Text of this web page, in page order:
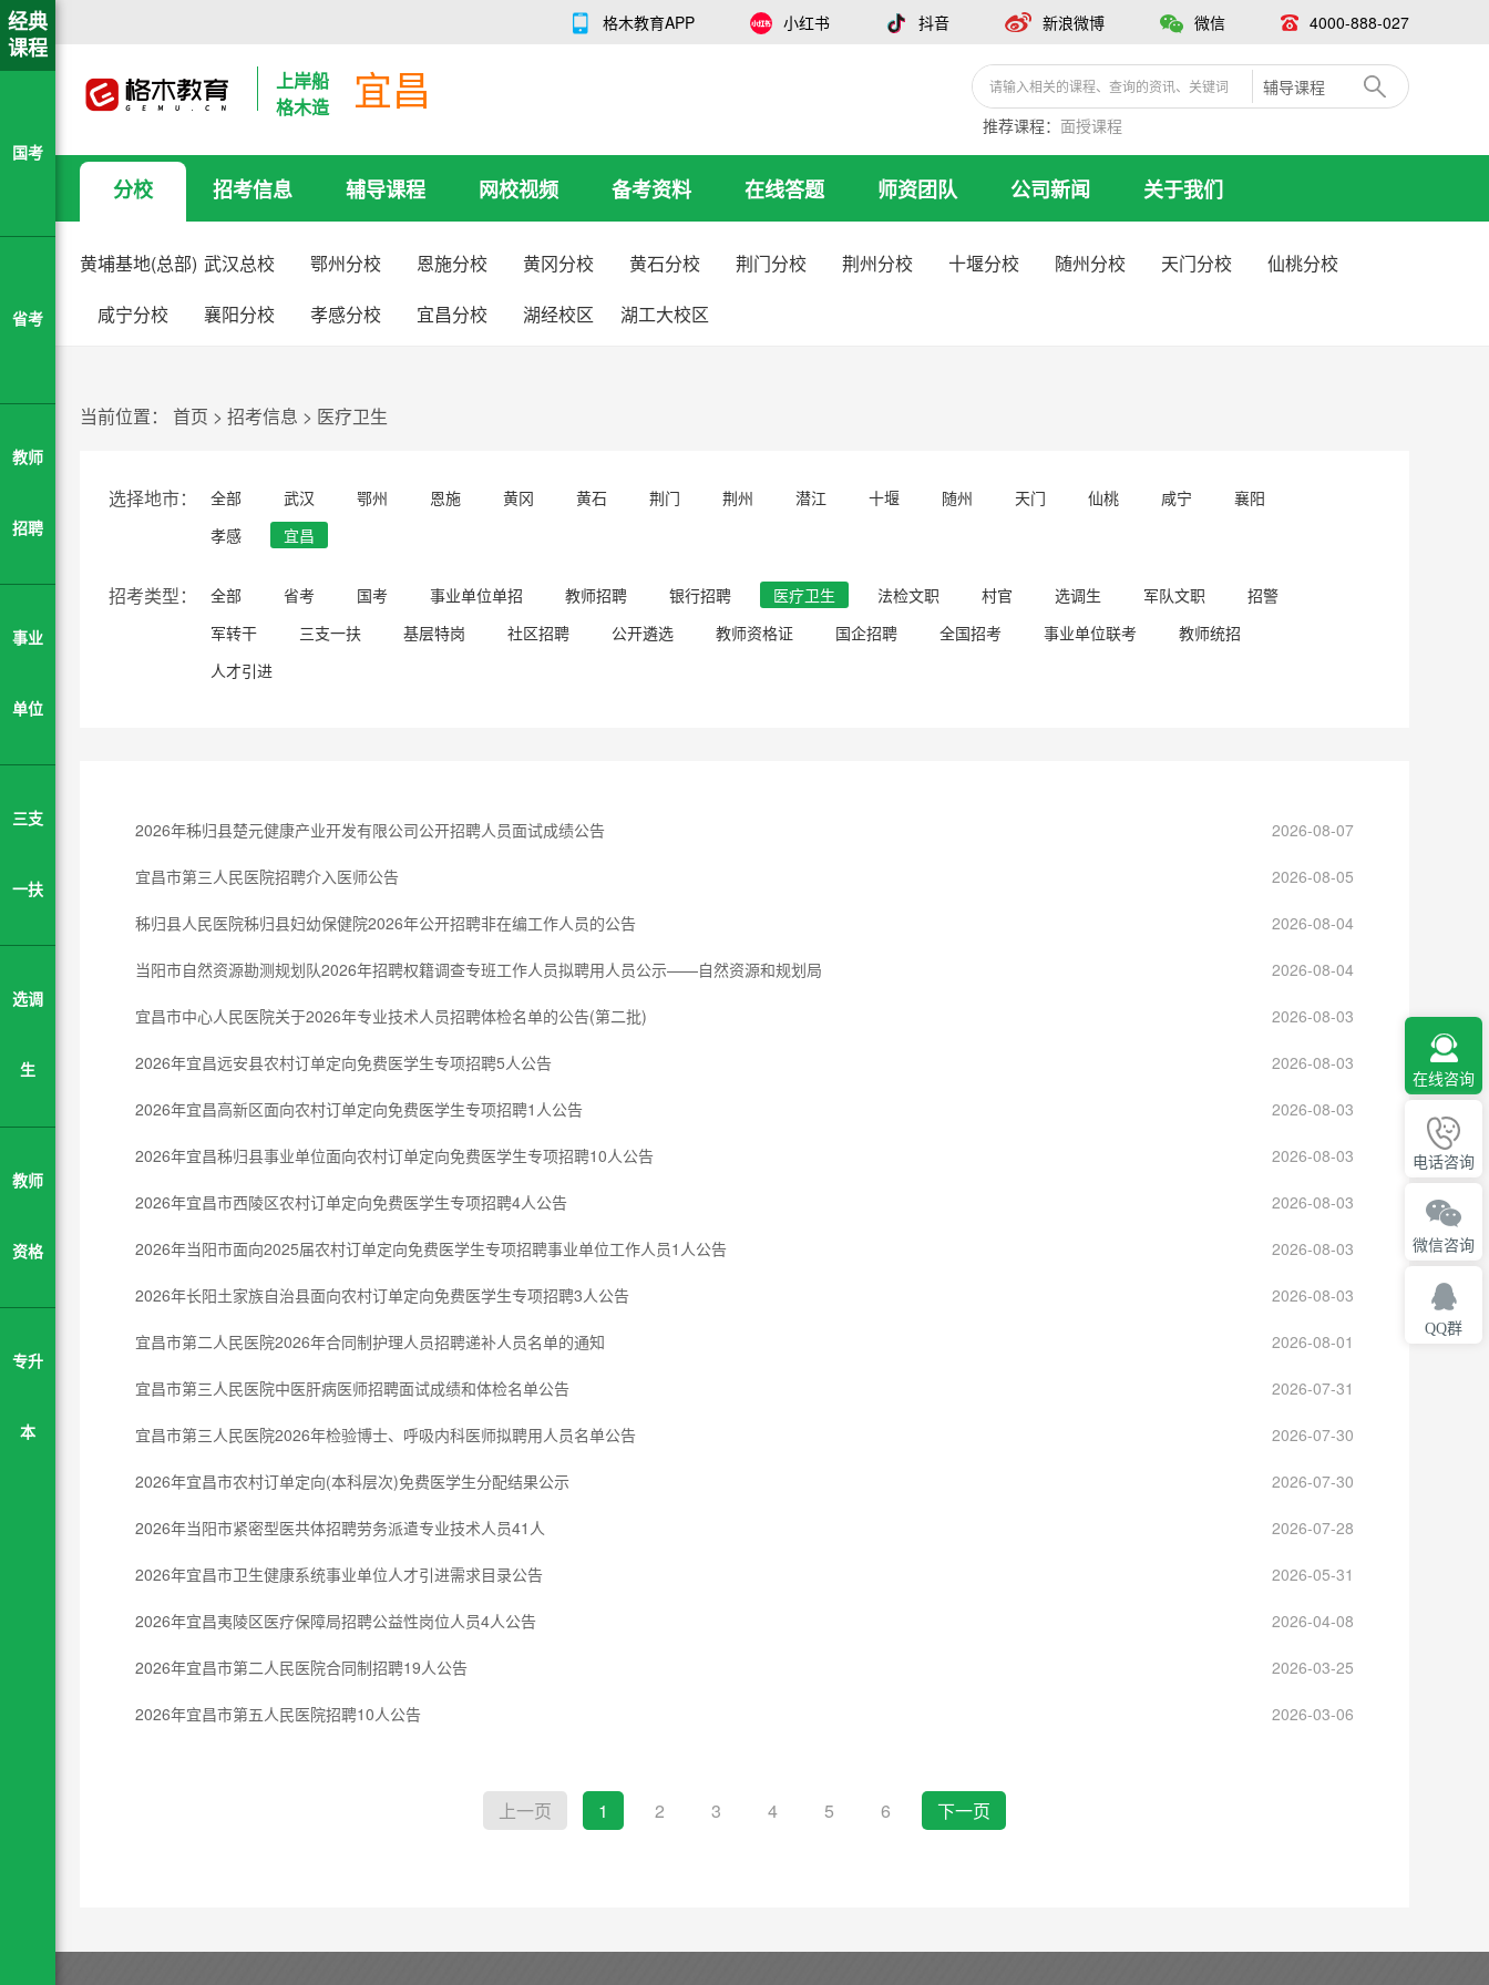
格木教育APP 小红书 抖音 新浪微博 微信 4000-888-027
上岸船
格木造
宜昌
辅导课程
推荐课程： 面授课程
分校 招考信息 辅导课程 网校视频 备考资料 在线答题 师资团队 公司新闻 关于我们
黄埔基地(总部) 武汉总校 鄂州分校 恩施分校 黄冈分校 黄石分校 荆门分校 荆州分校 十堰分校 随州分校 天门分校
仙桃分校
咸宁分校
襄阳分校 孝感分校 宜昌分校 湖经校区 湖工大校区
经典
课程
国考
省考
教师
招聘
事业
单位
三支
一扶
选调
生
教师
资格
专升
本
当前位置： 首页 > 招考信息 > 医疗卫生
选择地市： 全部 武汉 鄂州 恩施 黄冈 黄石 荆门 荆州 潜江 十堰 随州 天门 仙桃 咸宁
襄阳
孝感
宜昌
招考类型： 全部 省考 国考 事业单位单招 教师招聘 银行招聘 医疗卫生 法检文职 村官 选调生 军队文职
招警
军转干
三支一扶 基层特岗 社区招聘 公开遴选 教师资格证 国企招聘 全国招考 事业单位联考
教师统招
人才引进
2026年秭归县楚元健康产业开发有限公司公开招聘人员面试成绩公告 2026-08-07
宜昌市第三人民医院招聘介入医师公告 2026-08-05
秭归县人民医院秭归县妇幼保健院2026年公开招聘非在编工作人员的公告 2026-08-04
当阳市自然资源勘测规划队2026年招聘权籍调查专班工作人员拟聘用人员公示——自然资源和规划局 2026-08-04
宜昌市中心人民医院关于2026年专业技术人员招聘体检名单的公告(第二批) 2026-08-03
2026年宜昌远安县农村订单定向免费医学生专项招聘5人公告 2026-08-03
2026年宜昌高新区面向农村订单定向免费医学生专项招聘1人公告 2026-08-03
2026年宜昌秭归县事业单位面向农村订单定向免费医学生专项招聘10人公告 2026-08-03
2026年宜昌市西陵区农村订单定向免费医学生专项招聘4人公告 2026-08-03
2026年当阳市面向2025届农村订单定向免费医学生专项招聘事业单位工作人员1人公告 2026-08-03
2026年长阳土家族自治县面向农村订单定向免费医学生专项招聘3人公告 2026-08-03
宜昌市第二人民医院2026年合同制护理人员招聘递补人员名单的通知 2026-08-01
宜昌市第三人民医院中医肝病医师招聘面试成绩和体检名单公告 2026-07-31
宜昌市第三人民医院2026年检验博士、呼吸内科医师拟聘用人员名单公告 2026-07-30
2026年宜昌市农村订单定向(本科层次)免费医学生分配结果公示 2026-07-30
2026年当阳市紧密型医共体招聘劳务派遣专业技术人员41人 2026-07-28
2026年宜昌市卫生健康系统事业单位人才引进需求目录公告 2026-05-31
2026年宜昌夷陵区医疗保障局招聘公益性岗位人员4人公告 2026-04-08
2026年宜昌市第二人民医院合同制招聘19人公告 2026-03-25
2026年宜昌市第五人民医院招聘10人公告 2026-03-06
上一页 1 2 3 4 5 6 下一页
在线咨询
电话咨询
微信咨询
QQ群